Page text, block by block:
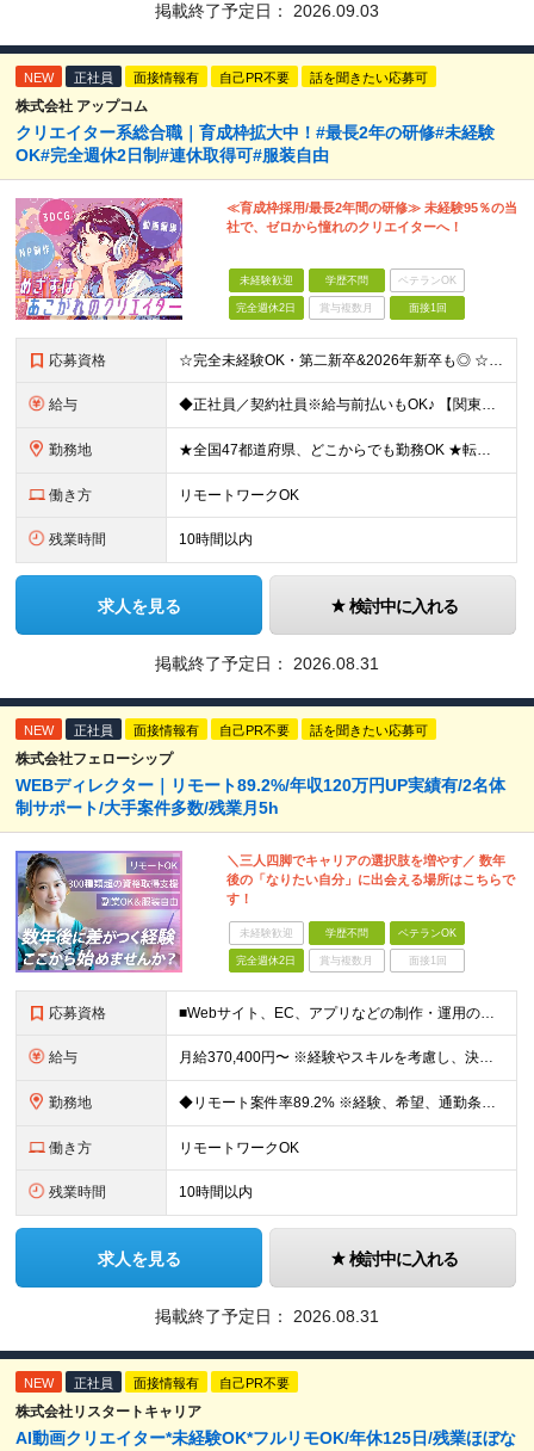
掲載終了予定日： 2026.09.03
NEW 正社員 面接情報有 自己PR不要 話を聞きたい応募可
株式会社 アップコム
クリエイター系総合職｜育成枠拡大中！#最長2年の研修#未経験
OK#完全週休2日制#連休取得可#服装自由
≪育成枠採用/最長2年間の研修≫ 未経験95％の当
社で、ゼロから憧れのクリエイターへ！
未経験歓迎 学歴不問 ベテランOK
完全週休2日 賞与複数月 面接1回
応募資格 ☆完全未経験OK・第二新卒&2026年新卒も◎ ☆社員の7割が20代 ☆経歴・ブランク不問 ※学歴不問 …━━━━━━━━━━ 未経験スタート前提のポテンシャル採用です。 毎月全国で複数人を採用して
給与 ◆正社員／契約社員※給与前払いもOK♪ 【関東（一都三県）】 月給25万円～ ※固定残業代（月20時間分／月3万2383円）を含む。超過分は別途支給。 ※試用期間中の給与は月給22万円～ 【関東（北
勤務地 ★全国47都道府県、どこからでも勤務OK ★転勤なし！腰を据えて活躍◎ ★マイカー通勤OK（拠点による） ★業務に慣れたら、ゆくゆくはリモート併用やフルリモートも可能 全国のお客様先にて勤務していた
働き方 リモートワークOK
残業時間 10時間以内
求人を見る 検討中に入れる
掲載終了予定日： 2026.08.31
NEW 正社員 面接情報有 自己PR不要 話を聞きたい応募可
株式会社フェローシップ
WEBディレクター｜リモート89.2%/年収120万円UP実績有/2名体
制サポート/大手案件多数/残業月5h
＼三人四脚でキャリアの選択肢を増やす／ 数年
後の「なりたい自分」に出会える場所はこちらで
す！
未経験歓迎 学歴不問 ベテランOK
完全週休2日 賞与複数月 面接1回
応募資格 ■Webサイト、EC、アプリなどの制作・運用のディレクションに関わった実務経験をお持ちの方（目安1年以上） ◆HTML、CSS、JavaScriptに関する基礎知識 ■学歴不問 Webディレクターの
給与 月給370,400円〜 ※経験やスキルを考慮し、決定いたします ※上記金額には固定残業代（30時間分/70,400円～）を含みます。超過分は別途全額支給いたします ※試用期間6カ月あり（期間中の給与・
勤務地 ◆リモート案件率89.2% ※経験、希望、通勤条件、案件状況を踏まえて配属先を決定します ※転居を伴う転勤はありません 一都三県のクライアント先＋在宅勤務（案件により異なります） 【本社】東京都千代
働き方 リモートワークOK
残業時間 10時間以内
求人を見る 検討中に入れる
掲載終了予定日： 2026.08.31
NEW 正社員 面接情報有 自己PR不要
株式会社リスタートキャリア
AI動画クリエイター*未経験OK*フルリモOK/年休125日/残業ほぼな